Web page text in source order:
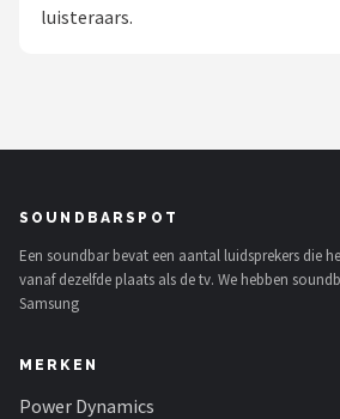
Power Dynamics
JBL
AquaSound
Fenton
luisteraars.
SOUNDBARSPOT
Een soundbar bevat een aantal luidsprekers die
vanaf dezelfde plaats als de tv. We hebben
Samsung
MERKEN
Power Dynamics